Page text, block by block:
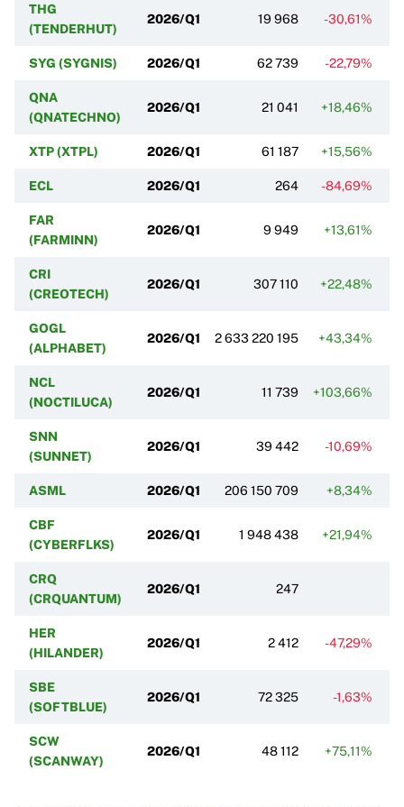
THG
(TENDERHUT)
2026/Q1 19 968 -30,61%
SYG (SYGNIS) 2026/Q1 62 739 -22,79%
QNA
(QNATECHNO)
2026/Q1 21 041 +18,46%
XTP (XTPL) 2026/Q1 61 187 +15,56%
ECL 2026/Q1 264 -84,69%
FAR
(FARMINN)
2026/Q1 9 949 +13,61%
CRI
(CREOTECH)
2026/Q1 307 110 +22,48%
GOGL
(ALPHABET)
2026/Q1 2 633 220 195 +43,34%
NCL
(NOCTILUCA)
2026/Q1 11 739 +103,66%
SNN
(SUNNET)
2026/Q1 39 442 -10,69%
ASML 2026/Q1 206 150 709 +8,34%
CBF
(CYBERFLKS)
2026/Q1 1 948 438 +21,94%
CRQ
(CRQUANTUM)
2026/Q1 247
HER
(HILANDER)
2026/Q1 2 412 -47,29%
SBE
(SOFTBLUE)
2026/Q1 72 325 -1,63%
SCW
(SCANWAY)
2026/Q1 48 112 +75,11%